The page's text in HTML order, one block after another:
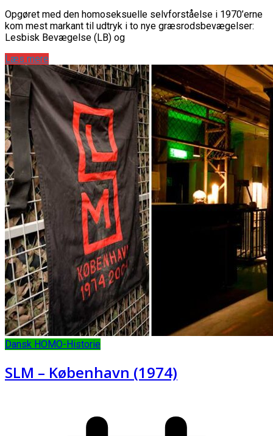
Opgøret med den homoseksuelle selvforståelse i 1970’erne
kom mest markant til udtryk i to nye græsrodsbevægelser:
Lesbisk Bevægelse (LB) og
Læs mere
Dansk HOMO-Historie
SLM – København (1974)